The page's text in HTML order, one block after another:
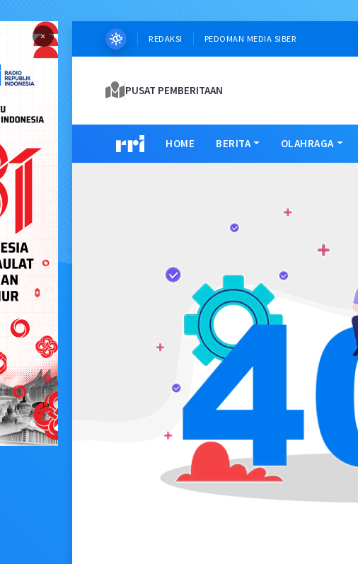
× REDAKSI PEDOMAN MEDIA SIBER
PUSAT PEMBERITAAN
HOME BERITA OLAHRAGA